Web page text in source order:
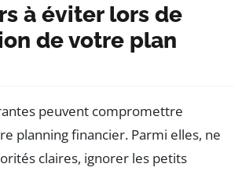
à éviter lors de
de votre plan
peuvent compromettre
planning financier. Parmi elles, ne
claires, ignorer les petits